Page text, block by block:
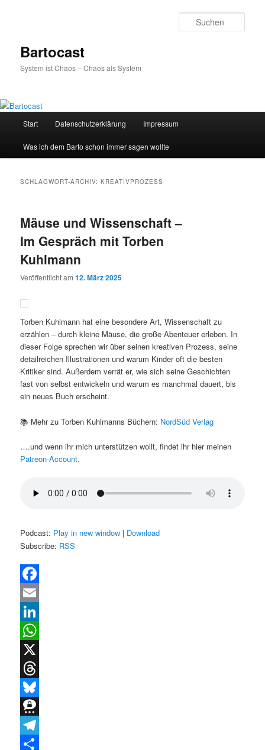
Bartocast
System ist Chaos – Chaos als System
Start Datenschutzerklärung Impressum
Was ich dem Barto schon immer sagen wollte
SCHLAGWORT-ARCHIV:KREATIVPROZESS
Mäuse und Wissenschaft –
Im Gespräch mit Torben
Kuhlmann
Veröffentlicht am12. März 2025
Torben Kuhlmann hat eine besondere Art, Wissenschaft zu
erzählen – durch kleine Mäuse, die große Abenteuer erleben. In
dieser Folge sprechen wir über seinen kreativen Prozess, seine
detailreichen Illustrationen und warum Kinder oft die besten
Kritiker sind. Außerdem verrät er, wie sich seine Geschichten
fast von selbst entwickeln und warum es manchmal dauert, bis
ein neues Buch erscheint.
📚 Mehr zu Torben Kuhlmanns Büchern: NordSüd Verlag
….und wenn ihr mich unterstützen wollt, findet ihr hier meinen
Patreon-Account.
Podcast: Play in new window | Download
Subscribe: RSS
Facebook
Email
LinkedIn
WhatsApp
X
Threads
Bluesky
Threema
Telegram